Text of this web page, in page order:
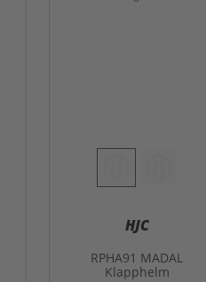
HJC
RPHA91 MADAL
Klapphelm